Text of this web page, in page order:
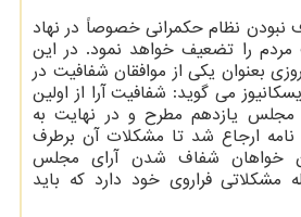
نظام حکمرانی خصوصاً در نهاد
مردم را تضعیف خواهد نمود. در این
بعنوان یکی از موافقان شفافیت در
می گوید: شفافیت آرا از اولین
یازدهم مطرح و در نهایت به
ارجاع شد تا مشکلات آن برطرف
خواهان شفاف شدن آرای مجلس
مشکلاتی فراروی خود دارد که باید